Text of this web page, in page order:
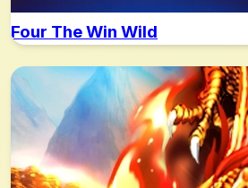
Four The Win Wild